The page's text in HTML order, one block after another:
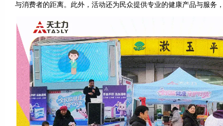
与消费者的距离。此外，活动还为民众提供专业的健康产品与服务